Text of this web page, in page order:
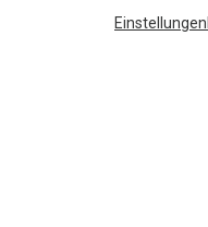
Einstellungen